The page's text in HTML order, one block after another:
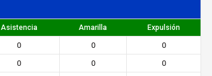
Asistencia Amarilla Expulsión
0 0
0
0 0
0